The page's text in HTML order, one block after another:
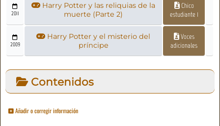
2011
Harry Potter y las reliquias de la
muerte (Parte 2)
Chico
estudiante 1
2009
Harry Potter y el misterio del
príncipe
Voces
adicionales
Contenidos
Añadir o corregir información